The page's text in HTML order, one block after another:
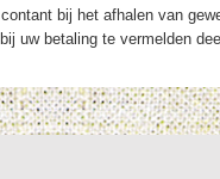
bij het afhalen van
uw betaling te vermelden